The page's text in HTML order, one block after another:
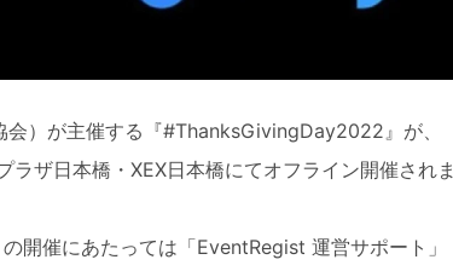
会）が主催する『#ThanksGivingDay2022』が、
ザ日本橋・XEX日本橋にてオフライン開催されま
開催にあたっては「EventRegist 運営サポート」